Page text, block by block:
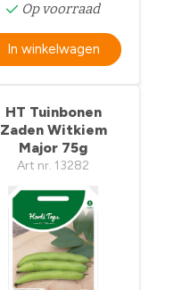
Op voorraad
In winkelwagen
HT Tuinbonen
Zaden Witkiem
Major 75g
Art nr. 13282